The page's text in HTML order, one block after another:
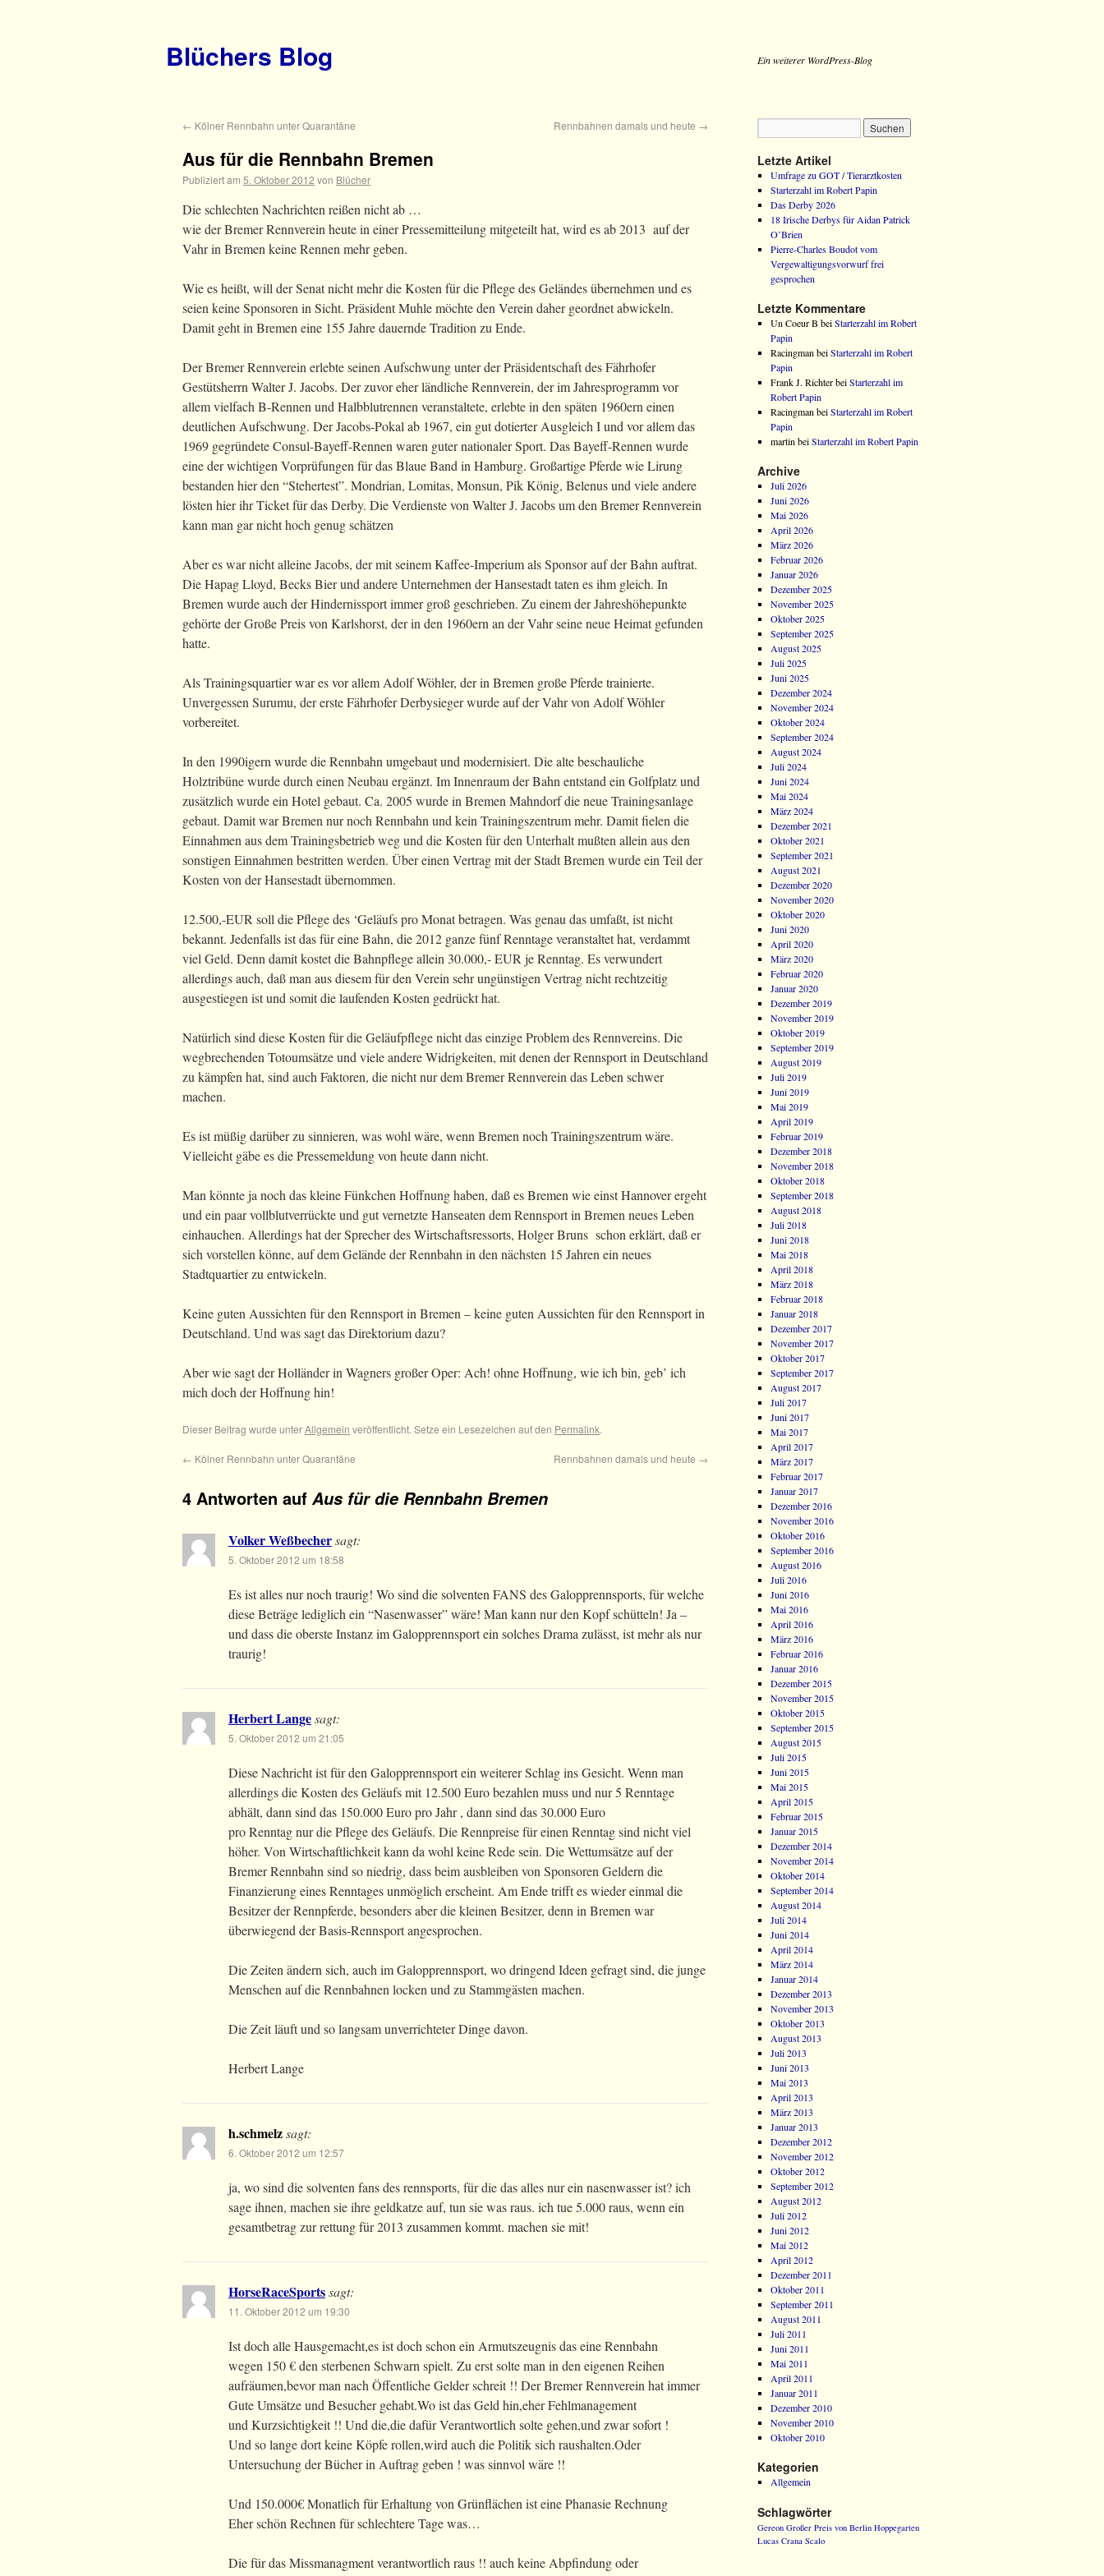
Blüchers Blog Ein weiterer WordPress-Blog
← Kölner Rennbahn unter Quarantäne Rennbahnen damals und heute →
Aus für die Rennbahn Bremen
Publiziert am 5. Oktober 2012 von Blücher
Die schlechten Nachrichten reißen nicht ab …
wie der Bremer Rennverein heute in einer Pressemitteilung mitgeteilt hat, wird es ab 2013 auf der
Vahr in Bremen keine Rennen mehr geben.
Wie es heißt, will der Senat nicht mehr die Kosten für die Pflege des Geländes übernehmen und es
seien keine Sponsoren in Sicht. Präsident Muhle möchte den Verein daher geordnet abwickeln.
Damit geht in Bremen eine 155 Jahre dauernde Tradition zu Ende.
Der Bremer Rennverein erlebte seinen Aufschwung unter der Präsidentschaft des Fährhofer
Gestütsherrn Walter J. Jacobs. Der zuvor eher ländliche Rennverein, der im Jahresprogramm vor
allem vielfach B-Rennen und Halbblutrennen veranstaltete, erlebte in den späten 1960ern einen
deutlichen Aufschwung. Der Jacobs-Pokal ab 1967, ein gut dotierter Ausgleich I und vor allem das
1969 gegründete Consul-Bayeff-Rennen waren guter nationaler Sport. Das Bayeff-Rennen wurde
eine der wichtigen Vorprüfungen für das Blaue Band in Hamburg. Großartige Pferde wie Lirung
bestanden hier den “Stehertest”. Mondrian, Lomitas, Monsun, Pik König, Belenus und viele andere
lösten hier ihr Ticket für das Derby. Die Verdienste von Walter J. Jacobs um den Bremer Rennverein
kann man gar nicht hoch genug schätzen
Aber es war nicht alleine Jacobs, der mit seinem Kaffee-Imperium als Sponsor auf der Bahn auftrat.
Die Hapag Lloyd, Becks Bier und andere Unternehmen der Hansestadt taten es ihm gleich. In
Bremen wurde auch der Hindernissport immer groß geschrieben. Zu einem der Jahreshöhepunkte
gehörte der Große Preis von Karlshorst, der in den 1960ern an der Vahr seine neue Heimat gefunden
hatte.
Als Trainingsquartier war es vor allem Adolf Wöhler, der in Bremen große Pferde trainierte.
Unvergessen Surumu, der erste Fährhofer Derbysieger wurde auf der Vahr von Adolf Wöhler
vorbereitet.
In den 1990igern wurde die Rennbahn umgebaut und modernisiert. Die alte beschauliche
Holztribüne wurde durch einen Neubau ergänzt. Im Innenraum der Bahn entstand ein Golfplatz und
zusätzlich wurde ein Hotel gebaut. Ca. 2005 wurde in Bremen Mahndorf die neue Trainingsanlage
gebaut. Damit war Bremen nur noch Rennbahn und kein Trainingszentrum mehr. Damit fielen die
Einnahmen aus dem Trainingsbetrieb weg und die Kosten für den Unterhalt mußten allein aus den
sonstigen Einnahmen bestritten werden. Über einen Vertrag mit der Stadt Bremen wurde ein Teil der
Kosten von der Hansestadt übernommen.
12.500,-EUR soll die Pflege des ‘Geläufs pro Monat betragen. Was genau das umfaßt, ist nicht
bekannt. Jedenfalls ist das für eine Bahn, die 2012 ganze fünf Renntage veranstaltet hat, verdammt
viel Geld. Denn damit kostet die Bahnpflege allein 30.000,- EUR je Renntag. Es verwundert
allerdings auch, daß man aus diesem für den Verein sehr ungünstigen Vertrag nicht rechtzeitig
ausgestiegen ist und somit die laufenden Kosten gedrückt hat.
Natürlich sind diese Kosten für die Geläufpflege nicht das einzige Problem des Rennvereins. Die
wegbrechenden Totoumsätze und viele andere Widrigkeiten, mit denen der Rennsport in Deutschland
zu kämpfen hat, sind auch Faktoren, die nicht nur dem Bremer Rennverein das Leben schwer
machen.
Es ist müßig darüber zu sinnieren, was wohl wäre, wenn Bremen noch Trainingszentrum wäre.
Vielleicht gäbe es die Pressemeldung von heute dann nicht.
Man könnte ja noch das kleine Fünkchen Hoffnung haben, daß es Bremen wie einst Hannover ergeht
und ein paar vollblutverrückte und gut vernetzte Hanseaten dem Rennsport in Bremen neues Leben
einhauchen. Allerdings hat der Sprecher des Wirtschaftsressorts, Holger Bruns schon erklärt, daß er
sich vorstellen könne, auf dem Gelände der Rennbahn in den nächsten 15 Jahren ein neues
Stadtquartier zu entwickeln.
Keine guten Aussichten für den Rennsport in Bremen – keine guten Aussichten für den Rennsport in
Deutschland. Und was sagt das Direktorium dazu?
Aber wie sagt der Holländer in Wagners großer Oper: Ach! ohne Hoffnung, wie ich bin, geb’ ich
mich doch der Hoffnung hin!
Dieser Beitrag wurde unterAllgemein veröffentlicht. Setze ein Lesezeichen auf den Permalink.
← Kölner Rennbahn unter Quarantäne Rennbahnen damals und heute →
4 Antworten auf Aus für die Rennbahn Bremen
Volker Weßbechersagt:
5. Oktober 2012 um 18:58
Es ist alles nur noch traurig! Wo sind die solventen FANS des Galopprennsports, für welche
diese Beträge lediglich ein “Nasenwasser” wäre! Man kann nur den Kopf schütteln! Ja –
und dass die oberste Instanz im Galopprennsport ein solches Drama zulässt, ist mehr als nur
traurig!
Herbert Langesagt:
5. Oktober 2012 um 21:05
Diese Nachricht ist für den Galopprennsport ein weiterer Schlag ins Gesicht. Wenn man
allerdings die Kosten des Geläufs mit 12.500 Euro bezahlen muss und nur 5 Renntage
abhält, dann sind das 150.000 Euro pro Jahr , dann sind das 30.000 Euro
pro Renntag nur die Pflege des Geläufs. Die Rennpreise für einen Renntag sind nicht viel
höher. Von Wirtschaftlichkeit kann da wohl keine Rede sein. Die Wettumsätze auf der
Bremer Rennbahn sind so niedrig, dass beim ausbleiben von Sponsoren Geldern die
Finanzierung eines Renntages unmöglich erscheint. Am Ende trifft es wieder einmal die
Besitzer der Rennpferde, besonders aber die kleinen Besitzer, denn in Bremen war
überwiegend der Basis-Rennsport angesprochen.
Die Zeiten ändern sich, auch im Galopprennsport, wo dringend Ideen gefragt sind, die junge
Menschen auf die Rennbahnen locken und zu Stammgästen machen.
Die Zeit läuft und so langsam unverrichteter Dinge davon.
Herbert Lange
h.schmelzsagt:
6. Oktober 2012 um 12:57
ja, wo sind die solventen fans des rennsports, für die das alles nur ein nasenwasser ist? ich
sage ihnen, machen sie ihre geldkatze auf, tun sie was raus. ich tue 5.000 raus, wenn ein
gesamtbetrag zur rettung für 2013 zusammen kommt. machen sie mit!
HorseRaceSportssagt:
11. Oktober 2012 um 19:30
Ist doch alle Hausgemacht,es ist doch schon ein Armutszeugnis das eine Rennbahn
wegen 150 € den sterbenen Schwarn spielt. Zu erst solte man in den eigenen Reihen
aufräumen,bevor man nach Öffentliche Gelder schreit !! Der Bremer Rennverein hat immer
Gute Umsätze und Besucher gehabt.Wo ist das Geld hin,eher Fehlmanagement
und Kurzsichtigkeit !! Und die,die dafür Verantwortlich solte gehen,und zwar sofort !
Und so lange dort keine Köpfe rollen,wird auch die Politik sich raushalten.Oder
Untersuchung der Bücher in Auftrag geben ! was sinnvol wäre !!
Und 150.000€ Monatlich für Erhaltung von Grünflächen ist eine Phanasie Rechnung
Eher schön Rechnen für schlechtere Tage was…
Die für das Missmanagment verantwortlich raus !! auch keine Abpfindung oder
Letzte Artikel
Umfrage zu GOT / Tierarztkosten
Starterzahl im Robert Papin
Das Derby 2026
18 Irische Derbys für Aidan Patrick
O’Brien
Pierre-Charles Boudot vom
Vergewaltigungsvorwurf frei
gesprochen
Letzte Kommentare
Un Coeur B beiStarterzahl im Robert
Papin
Racingman beiStarterzahl im Robert
Papin
Frank J. Richter beiStarterzahl im
Robert Papin
Racingman beiStarterzahl im Robert
Papin
martin beiStarterzahl im Robert Papin
Archive
Juli 2026
Juni 2026
Mai 2026
April 2026
März 2026
Februar 2026
Januar 2026
Dezember 2025
November 2025
Oktober 2025
September 2025
August 2025
Juli 2025
Juni 2025
Dezember 2024
November 2024
Oktober 2024
September 2024
August 2024
Juli 2024
Juni 2024
Mai 2024
März 2024
Dezember 2021
Oktober 2021
September 2021
August 2021
Dezember 2020
November 2020
Oktober 2020
Juni 2020
April 2020
März 2020
Februar 2020
Januar 2020
Dezember 2019
November 2019
Oktober 2019
September 2019
August 2019
Juli 2019
Juni 2019
Mai 2019
April 2019
Februar 2019
Dezember 2018
November 2018
Oktober 2018
September 2018
August 2018
Juli 2018
Juni 2018
Mai 2018
April 2018
März 2018
Februar 2018
Januar 2018
Dezember 2017
November 2017
Oktober 2017
September 2017
August 2017
Juli 2017
Juni 2017
Mai 2017
April 2017
März 2017
Februar 2017
Januar 2017
Dezember 2016
November 2016
Oktober 2016
September 2016
August 2016
Juli 2016
Juni 2016
Mai 2016
April 2016
März 2016
Februar 2016
Januar 2016
Dezember 2015
November 2015
Oktober 2015
September 2015
August 2015
Juli 2015
Juni 2015
Mai 2015
April 2015
Februar 2015
Januar 2015
Dezember 2014
November 2014
Oktober 2014
September 2014
August 2014
Juli 2014
Juni 2014
April 2014
März 2014
Januar 2014
Dezember 2013
November 2013
Oktober 2013
August 2013
Juli 2013
Juni 2013
Mai 2013
April 2013
März 2013
Januar 2013
Dezember 2012
November 2012
Oktober 2012
September 2012
August 2012
Juli 2012
Juni 2012
Mai 2012
April 2012
Dezember 2011
Oktober 2011
September 2011
August 2011
Juli 2011
Juni 2011
Mai 2011
April 2011
Januar 2011
Dezember 2010
November 2010
Oktober 2010
Kategorien
Allgemein
Schlagwörter
Gereon Großer Preis von Berlin Hoppegarten
Lucas Crana Scalo